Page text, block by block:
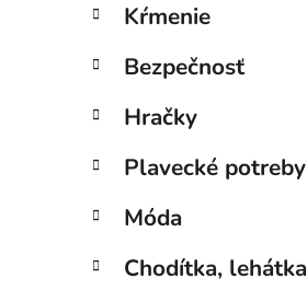
Kŕmenie
Bezpečnosť
Hračky
Plavecké potreby
Móda
Chodítka, lehátka